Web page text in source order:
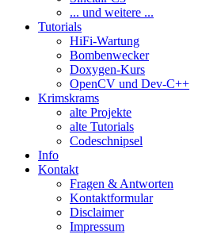
... und weitere ...
Tutorials
HiFi-Wartung
Bombenwecker
Doxygen-Kurs
OpenCV und Dev-C++
Krimskrams
alte Projekte
alte Tutorials
Codeschnipsel
Info
Kontakt
Fragen & Antworten
Kontaktformular
Disclaimer
Impressum